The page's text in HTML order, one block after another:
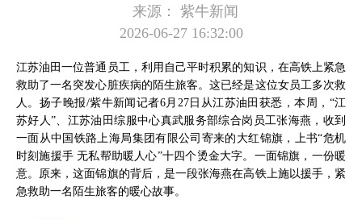
来源：
紫牛新闻
2026-06-27 16:32:00
江苏油田一位普通员工，利用自己平时积累的知识，在高铁上紧急
救助了一名突发心脏疾病的陌生旅客。这已经是这位女员工多次救
人。扬子晚报/紫牛新闻记者6月27日从江苏油田获悉，本周，“江
苏好人”、江苏油田综服中心真武服务部综合岗员工张海燕，收到
一面从中国铁路上海局集团有限公司寄来的大红锦旗，上书“危机
时刻施援手 无私帮助暖人心”十四个烫金大字。一面锦旗，一份暖
意。原来，这面锦旗的背后，是一段张海燕在高铁上施以援手，紧
急救助一名陌生旅客的暖心故事。